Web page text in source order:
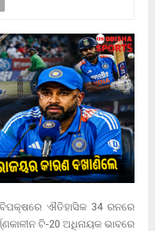
ଐତିହାସିକ 34 ରନରେ
ଟି-20 ଅଧିନାୟକ ଭାବରେ